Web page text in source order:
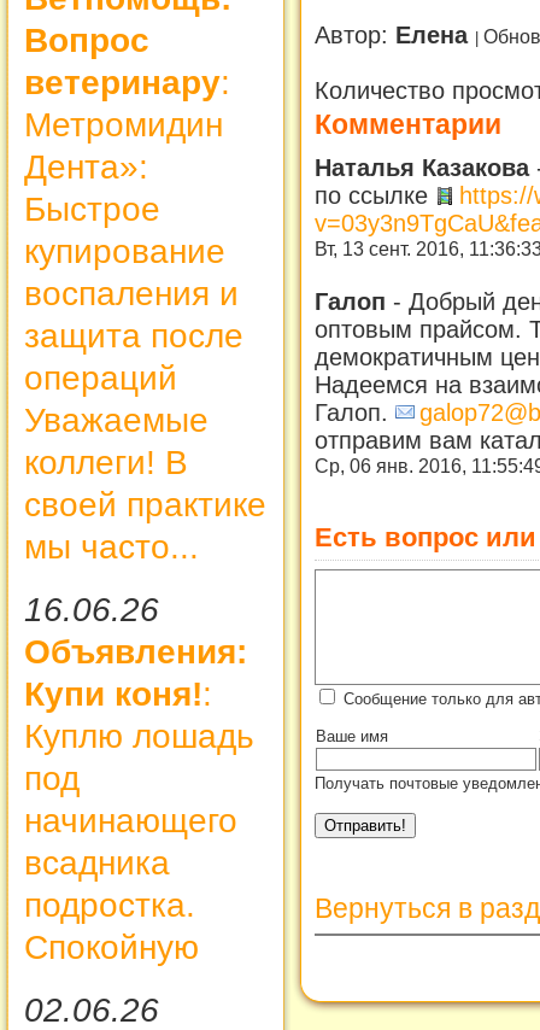
Вопрос
ветеринару:
Метромидин
Дента»:
Быстрое
купирование
воспаления и
защита после
операций
Уважаемые
коллеги! В
своей практике
мы часто...
16.06.26
Объявления:
Купи коня!:
Куплю лошадь
под
начинающего
всадника
подростка.
Спокойную
02.06.26
Автор: Елена
Количество
Комментарии
Наталья Казакова
по ссылке
https://
Вт, 13 сент. 2016,
Галоп - Добрый
оптовым прайсом.
демократичным
Надеемся на
Галоп.
отправим вам
Ср, 06 янв. 2016,
Есть вопрос
Сообщение только для
Ваше имя
Получать почтовые
Вернуться в